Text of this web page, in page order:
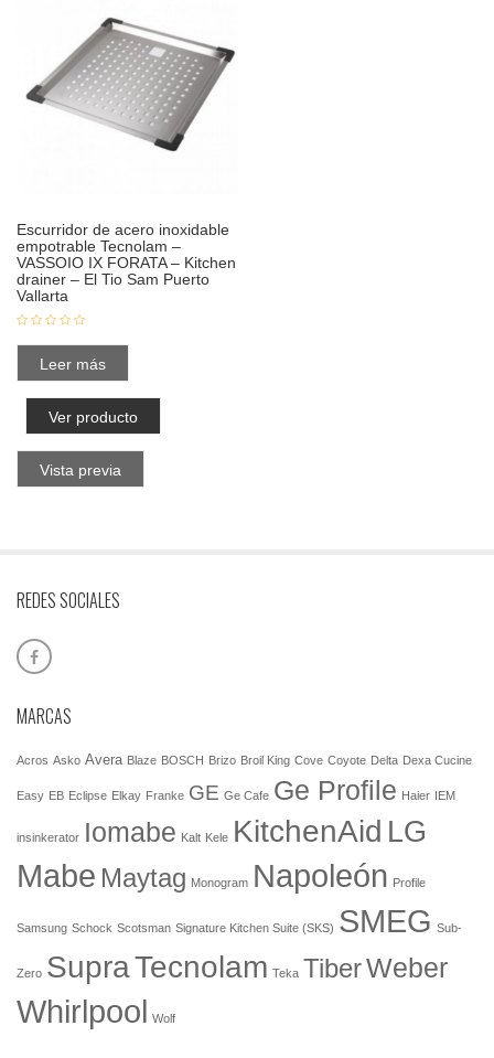
Escurridor de acero inoxidable
empotrable Tecnolam –
VASSOIO IX FORATA – Kitchen
drainer – El Tio Sam Puerto
Vallarta
Leer más
Ver producto
Vista previa
REDES SOCIALES
MARCAS
Acros Asko Avera Blaze BOSCH Brizo Broil King Cove Coyote Delta Dexa Cucine
Easy EB Eclipse Elkay Franke GE Ge Cafe Ge Profile Haier IEM
insinkerator Iomabe Kalt Kele KitchenAid LG
Mabe Maytag Monogram Napoleón Profile
Samsung Schock Scotsman Signature Kitchen Suite (SKS) SMEG Sub-
Zero SupraTecnolam Teka TiberWeber
Whirlpool Wolf